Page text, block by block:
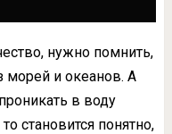
нужно помнить,
морей и океанов. А
в воду
становится понятно,